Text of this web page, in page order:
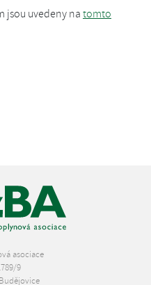
jsou uvedeny na tomto
asociace
9